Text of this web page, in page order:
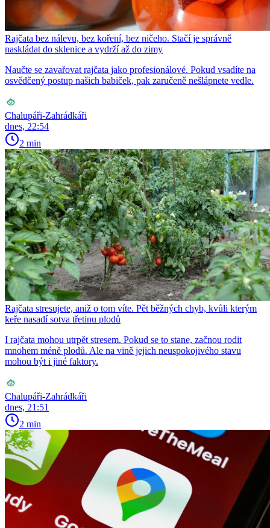
Rajčata bez nálevu, bez koření, bez ničeho. Stačí je správně
naskládat do sklenice a vydrží až do zimy
Naučte se zavařovat rajčata jako profesionálové. Pokud vsadíte na
osvědčený postup našich babiček, pak zaručeně nešlápnete vedle.
Chalupáři-Zahrádkáři
dnes, 22:54
2 min
Rajčata stresujete, aniž o tom víte. Pět běžných chyb, kvůli kterým
keře nasadí sotva třetinu plodů
I rajčata mohou utrpět stresem. Pokud se to stane, začnou rodit
mnohem méně plodů. Ale na vině jejich neuspokojivého stavu
mohou být i jiné faktory.
Chalupáři-Zahrádkáři
dnes, 21:51
2 min